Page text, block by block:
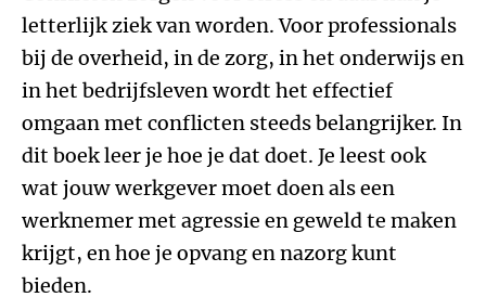
letterlijk ziek van worden. Voor professionals
bij de overheid, in de zorg, in het onderwijs en
in het bedrijfsleven wordt het effectief
omgaan met conflicten steeds belangrijker. In
dit boek leer je hoe je dat doet. Je leest ook
wat jouw werkgever moet doen als een
werknemer met agressie en geweld te maken
krijgt, en hoe je opvang en nazorg kunt
bieden.